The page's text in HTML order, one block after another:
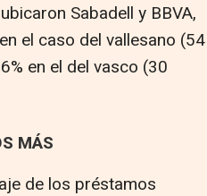
Sabadell y BBVA,
el caso del vallesano (54
en el del vasco (30
MÁS
de los préstamos